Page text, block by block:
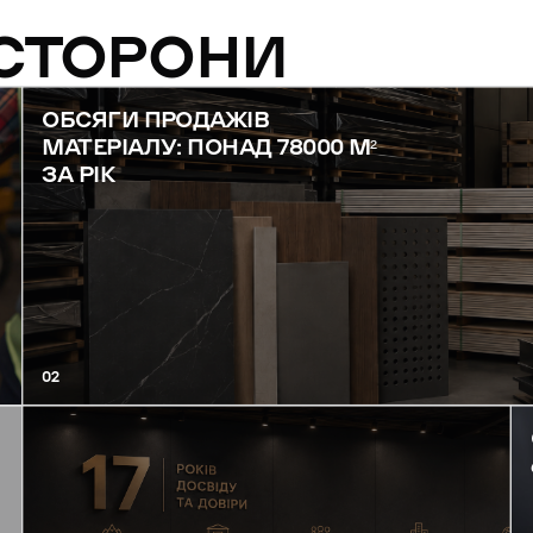
ОБСЯГИ ПРОДАЖІВ
МАТЕРІАЛУ: ПОНАД 78000 М²
ЗА РІК
02